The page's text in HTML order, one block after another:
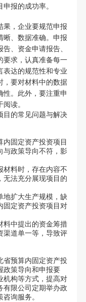
报的成功率。
果，企业要规范申报
晰、数据准确。申报
、资金申请报告、
要求，认真准备每一
表达的规范性和专业
，要对材料中的数据
性。此外，要注重申
读。
目的常见问题与解决
内固定资产投资项目
与政策导向不符，影
材料时，存在内容不
无法充分展现项目的
地扩大生产规模，缺
固定资产投资项目对
料中提出的资金筹措
渠道单一等，导致评
省预算内固定资产投
政策导向和申报要
机构等方式，提高对
有限公司定期举办政
询服务。